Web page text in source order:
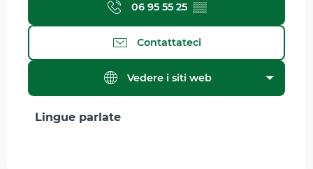
06 95 55 25 ▒▒
Contattateci
Vedere i siti web
Lingue parlate
Lingue parlate